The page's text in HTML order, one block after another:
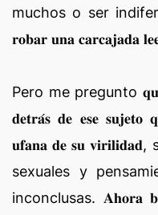
muchos o ser
𝐫𝐨𝐛𝐚𝐫 𝐮𝐧𝐚 𝐜𝐚𝐫𝐜𝐚𝐣𝐚𝐝𝐚
Pero me pregunto
𝐝𝐞𝐭𝐫𝐚́𝐬 𝐝𝐞 𝐞𝐬𝐞
𝐮𝐟𝐚𝐧𝐚 𝐝𝐞 𝐬𝐮
sexuales y
inconclusas. 𝐀𝐡𝐨𝐫𝐚